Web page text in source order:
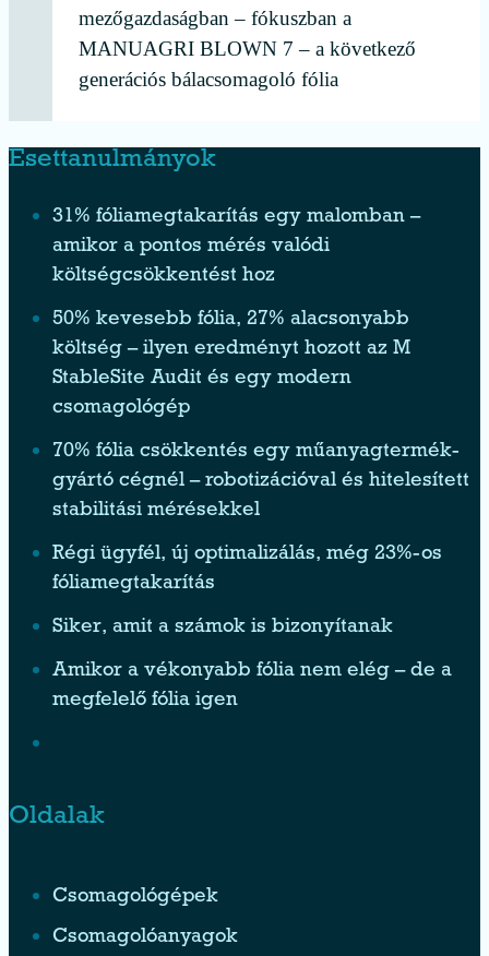
mezőgazdaságban – fókuszban a
MANUAGRI BLOWN 7 – a következő
generációs bálacsomagoló fólia
Esettanulmányok
31% fóliamegtakarítás egy malomban –
amikor a pontos mérés valódi
költségcsökkentést hoz
50% kevesebb fólia, 27% alacsonyabb
költség – ilyen eredményt hozott az M
StableSite Audit és egy modern
csomagológép
70% fólia csökkentés egy műanyagtermék-
gyártó cégnél – robotizációval és hitelesített
stabilitási mérésekkel
Régi ügyfél, új optimalizálás, még 23%-os
fóliamegtakarítás
Siker, amit a számok is bizonyítanak
Amikor a vékonyabb fólia nem elég – de a
megfelelő fólia igen
Oldalak
Csomagológépek
Csomagolóanyagok